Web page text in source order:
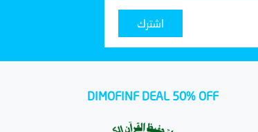
اشترك
DIMOFINF DEAL 50% OFF